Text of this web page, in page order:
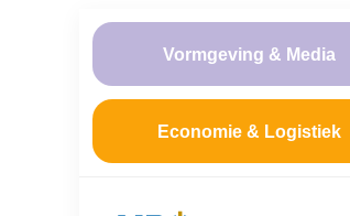
Vormgeving & Media
Economie & Logistiek